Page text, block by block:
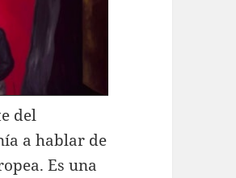
del
a hablar de
Es una